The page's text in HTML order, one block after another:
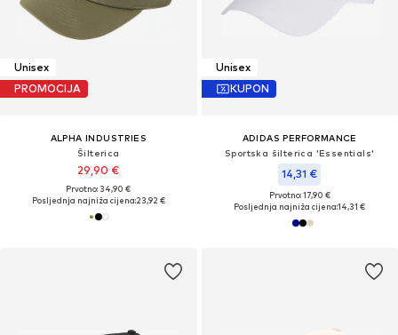
Unisex
PROMOCIJA
ALPHA INDUSTRIES
Šilterica
29,90 €
Prvotno: 34,90 €
Posljednja najniža cijena:23,92 €
Unisex
KUPON
ADIDAS PERFORMANCE
Sportska šilterica 'Essentials'
14,31 €
Prvotno: 17,90 €
Posljednja najniža cijena:14,31 €